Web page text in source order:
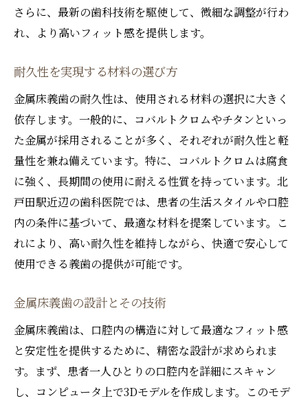
さらに、最新の歯科技術を駆使して、微細な調整が行わ
れ、より高いフィット感を提供します。
耐久性を実現する材料の選び方
金属床義歯の耐久性は、使用される材料の選択に大きく
依存します。一般的に、コバルトクロムやチタンといっ
た金属が採用されることが多く、それぞれが耐久性と軽
量性を兼ね備えています。特に、コバルトクロムは腐食
に強く、長期間の使用に耐える性質を持っています。北
戸田駅近辺の歯科医院では、患者の生活スタイルや口腔
内の条件に基づいて、最適な材料を提案しています。こ
れにより、高い耐久性を維持しながら、快適で安心して
使用できる義歯の提供が可能です。
金属床義歯の設計とその技術
金属床義歯は、口腔内の構造に対して最適なフィット感
と安定性を提供するために、精密な設計が求められま
す。まず、患者一人ひとりの口腔内を詳細にスキャン
し、コンピュータ上で3Dモデルを作成します。このモデ